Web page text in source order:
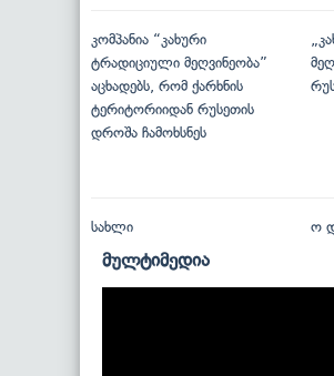
კომპანია “კახური
ტრადიციული მეღვინეობა”
აცხადებს, რომ ქარხნის
ტერიტორიიდან რუსეთის
დროშა ჩამოხსნეს
სახლი ო
მულტიმედია